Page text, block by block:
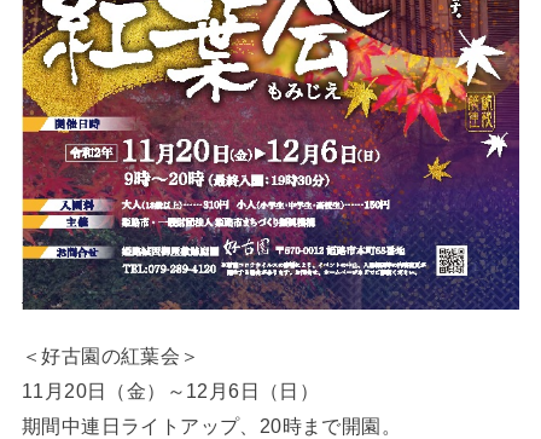
＜好古園の紅葉会＞
11月20日（金）～12月6日（日）
期間中連日ライトアップ、20時まで開園。